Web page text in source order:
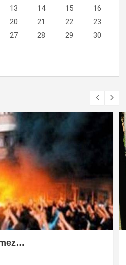
13 14 15
16
20 21 22
23
27 28 29
30